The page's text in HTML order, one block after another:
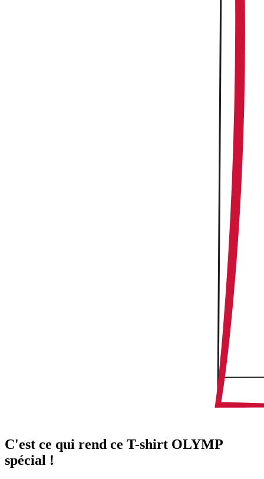
C'est ce qui rend ce T-shirt OLYMP
spécial !